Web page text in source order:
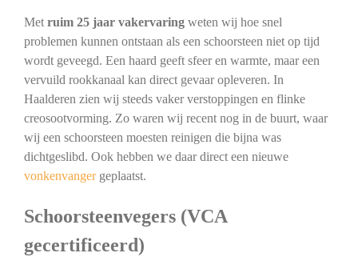
Metruim 25 jaar vakervaringweten wij hoe snel
problemen kunnen ontstaan als een schoorsteen niet op tijd
wordt geveegd. Een haard geeft sfeer en warmte, maar een
vervuild rookkanaal kan direct gevaar opleveren. In
Haalderen zien wij steeds vaker verstoppingen en flinke
creosootvorming. Zo waren wij recent nog in de buurt, waar
wij een schoorsteen moesten reinigen die bijna was
dichtgeslibd. Ook hebben we daar direct een nieuwe
vonkenvangergeplaatst.
Schoorsteenvegers (VCA
gecertificeerd)